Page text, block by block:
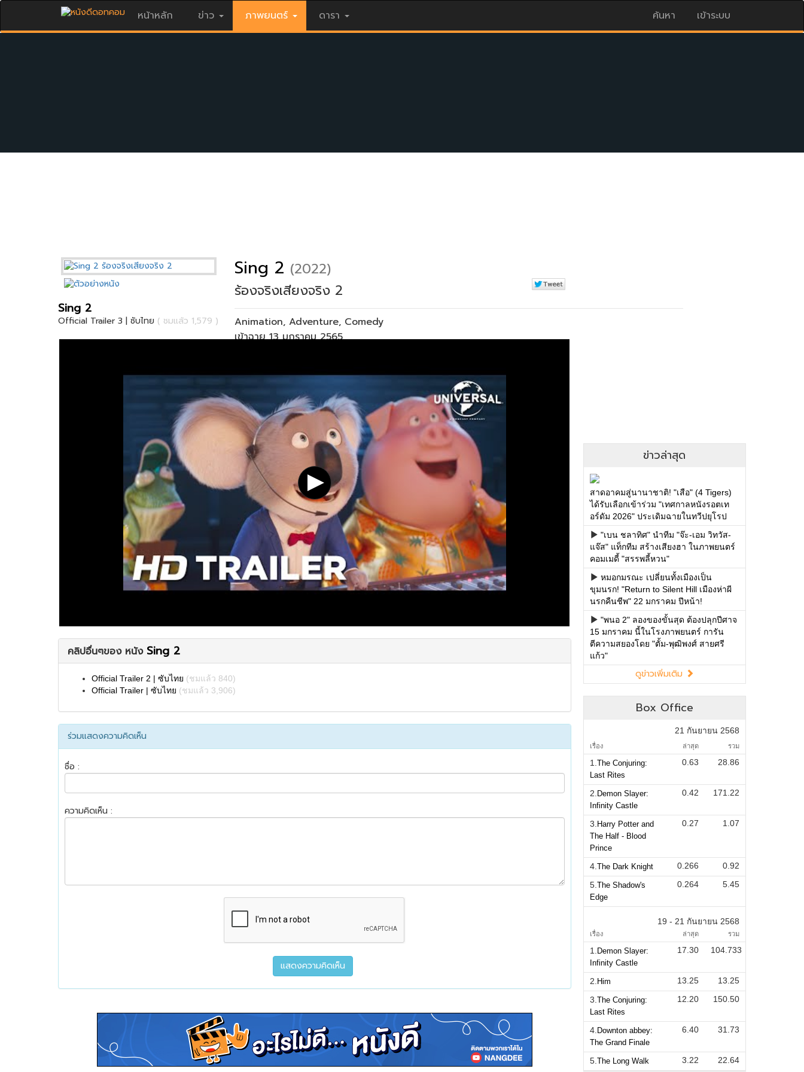
หน้าหลัก ข่าว ภาพยนตร์ ดารา ค้นหา เข้าระบบ
Sing 2 (2022)
ร้องจริงเสียงจริง 2
Animation, Adventure, Comedy
เข้าฉาย 13 มกราคม 2565
Sing 2
Official Trailer 3 | ซับไทย ( ชมแล้ว 1,579 )
คลิปอื่นๆของ หนัง Sing 2
Official Trailer 2 | ซับไทย (ชมแล้ว 840)
Official Trailer | ซับไทย (ชมแล้ว 3,906)
ร่วมแสดงความคิดเห็น
ชื่อ :
ความคิดเห็น :
ข่าวล่าสุด
สาดอาคมสู่นานาชาติ! "เสือ" (4 Tigers)
ได้รับเลือกเข้าร่วม "เทศกาลหนังรอตเท
อร์ดัม 2026" ประเดิมฉายในทวีปยุโรป
"เบน ชลาทิศ" นำทีม "จ๊ะ-เอม วิทวัส-
แจ๊ส" แท็กทีม สร้างเสียงฮา ในภาพยนตร์
คอมเมดี้ "สรรพลี้หวน"
หมอกมรณะ เปลี่ยนทั้งเมืองเป็น
ขุมนรก! "Return to Silent Hill เมืองห่าผี
นรกคืนชีพ" 22 มกราคม ปีหน้า!
"พนอ 2" ลองของขั้นสุด ต้องปลุกปีศาจ
15 มกราคม นี้ในโรงภาพยนตร์ การัน
ตีความสยองโดย "ตั้ม-พุฒิพงศ์ สายศรี
แก้ว"
ดูข่าวเพิ่มเติม
Box Office
21 กันยายน 2568
เรื่อง ล่าสุด รวม
1. The Conjuring:
Last Rites
0.63 28.86
2. Demon Slayer:
Infinity Castle
0.42 171.22
3. Harry Potter and
The Half - Blood
Prince
0.27 1.07
4. The Dark Knight 0.266
0.92
5. The Shadow's
Edge
0.264 5.45
19 - 21 กันยายน 2568
เรื่อง ล่าสุด รวม
1. Demon Slayer:
Infinity Castle
17.30 104.733
2. Him 13.25
13.25
3. The Conjuring:
Last Rites
12.20 150.50
4. Downton abbey:
The Grand Finale
6.40 31.73
5. The Long Walk 3.22 22.64